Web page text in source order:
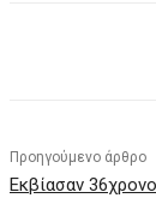
Προηγούμενο άρθρο
Εκβίασαν